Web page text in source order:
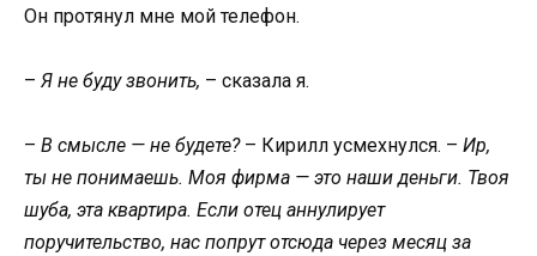
Он протянул мне мой телефон.
– Я не буду звонить, – сказала я.
– В смысле — не будете?– Кирилл усмехнулся. – Ир,
ты не понимаешь. Моя фирма — это наши деньги. Твоя
шуба, эта квартира. Если отец аннулирует
поручительство, нас попрут отсюда через месяц за